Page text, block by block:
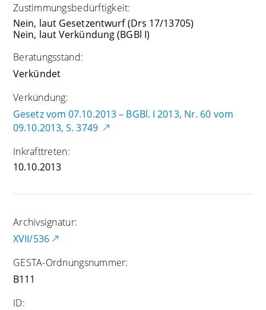
Zustimmungsbedürftigkeit:
Nein, laut Gesetzentwurf (Drs 17/13705)
Nein, laut Verkündung (BGBl I)
Beratungsstand:
Verkündet
Verkündung:
Gesetz vom 07.10.2013 – BGBl. I 2013, Nr. 60 vom
09.10.2013, S. 3749
Inkrafttreten:
10.10.2013
Archivsignatur:
XVII/536
GESTA-Ordnungsnummer:
B111
ID: